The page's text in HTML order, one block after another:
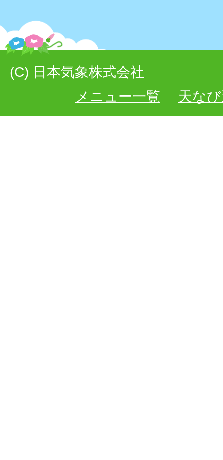
(C) 日本気象株式会社
メニュー一覧
天な